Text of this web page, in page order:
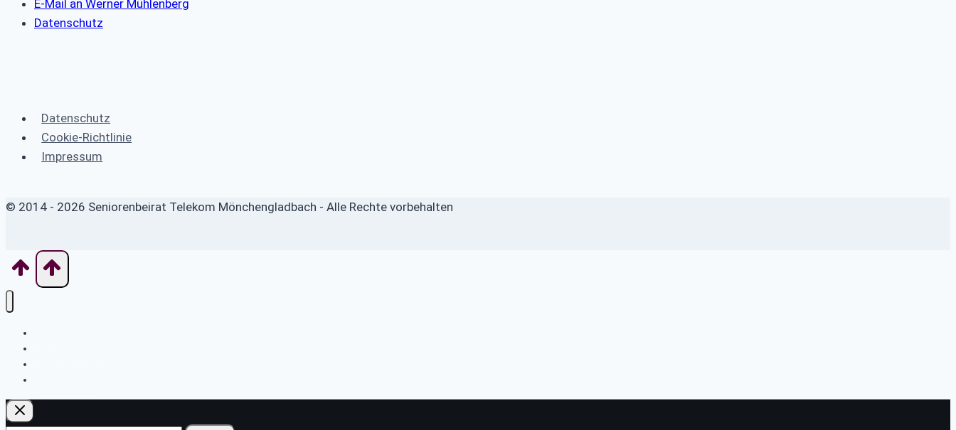
E-Mail an Werner Mühlenberg
Datenschutz
Datenschutz
Cookie-Richtlinie
Impressum
© 2014 - 2026 Seniorenbeirat Telekom Mönchengladbach - Alle Rechte vorbehalten